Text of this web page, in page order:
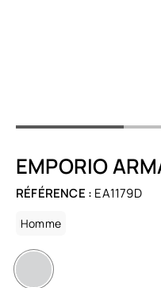
EMPORIO
RÉFÉRENCE : EA1179D
Homme